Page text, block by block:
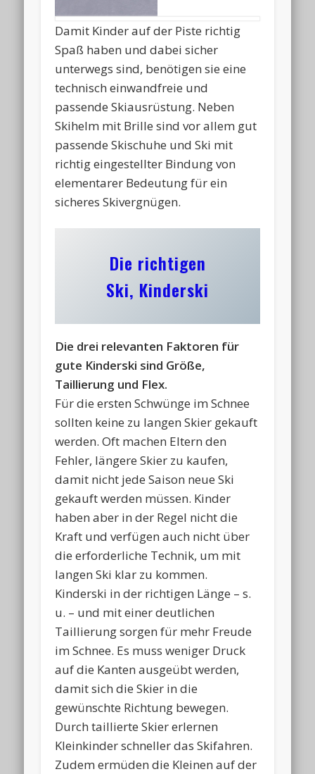
Damit Kinder auf der Piste richtig
Spaß haben und dabei sicher
unterwegs sind, benötigen sie eine
technisch einwandfreie und
passende Skiausrüstung. Neben
Skihelm mit Brille sind vor allem gut
passende Skischuhe und Ski mit
richtig eingestellter Bindung von
elementarer Bedeutung für ein
sicheres Skivergnügen.
Die richtigen
Ski, Kinderski
Die drei relevanten Faktoren für
gute Kinderski sind Größe,
Taillierung und Flex.
Für die ersten Schwünge im Schnee
sollten keine zu langen Skier gekauft
werden. Oft machen Eltern den
Fehler, längere Skier zu kaufen,
damit nicht jede Saison neue Ski
gekauft werden müssen. Kinder
haben aber in der Regel nicht die
Kraft und verfügen auch nicht über
die erforderliche Technik, um mit
langen Ski klar zu kommen.
Kinderski in der richtigen Länge – s.
u. – und mit einer deutlichen
Taillierung sorgen für mehr Freude
im Schnee. Es muss weniger Druck
auf die Kanten ausgeübt werden,
damit sich die Skier in die
gewünschte Richtung bewegen.
Durch taillierte Skier erlernen
Kleinkinder schneller das Skifahren.
Zudem ermüden die Kleinen auf der